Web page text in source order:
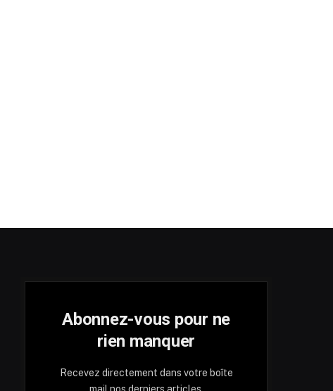
Abonnez-vous pour ne
rien manquer
Recevez directement dans votre boîte